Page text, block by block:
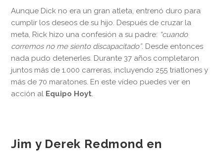
Aunque Dick no era un gran atleta, entrenó duro para
cumplir los deseos de su hijo. Después de cruzar la
meta, Rick hizo una confesión a su padre: “cuando
corremos no me siento discapacitado”. Desde entonces
nada pudo detenerles. Durante 37 años completaron
juntos más de 1.000 carreras, incluyendo 255 triatlones y
más de 70 maratones. En este vídeo puedes ver en
acción al Equipo Hoyt.
Jim y Derek Redmond en